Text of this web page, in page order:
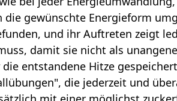
gewünschte Energieform
und ihr Auftreten zeigt
damit sie nicht als
entstandene Hitze
die jederzeit und